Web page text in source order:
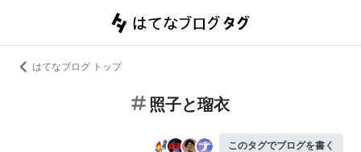
はてなブログ トップ
照子と瑠衣
このタグでブログを書く